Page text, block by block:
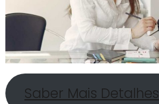
Saber Mais Detalhes